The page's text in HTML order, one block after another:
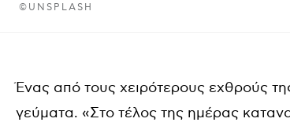
©UNSPLASH
Ένας από τους χειρότερους εχθρούς
γεύματα. «Στο τέλος της ημέρας